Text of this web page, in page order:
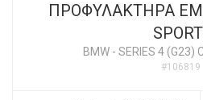
ΠΡΟΦΥΛΑΚΤΗΡΑ
BMW - SERIES 4 (G23)
#106819